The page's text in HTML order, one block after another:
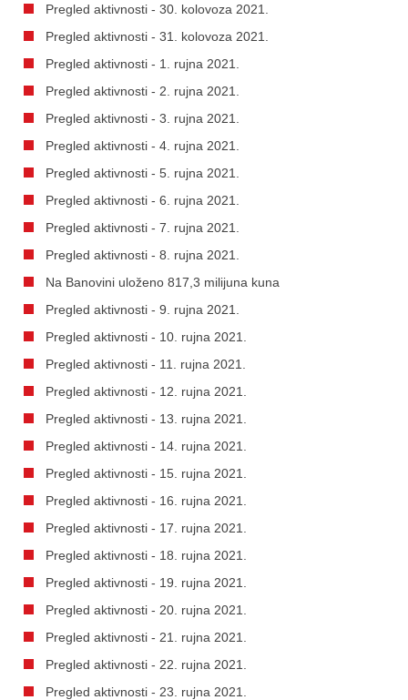
Pregled aktivnosti - 30. kolovoza 2021.
Pregled aktivnosti - 31. kolovoza 2021.
Pregled aktivnosti - 1. rujna 2021.
Pregled aktivnosti - 2. rujna 2021.
Pregled aktivnosti - 3. rujna 2021.
Pregled aktivnosti - 4. rujna 2021.
Pregled aktivnosti - 5. rujna 2021.
Pregled aktivnosti - 6. rujna 2021.
Pregled aktivnosti - 7. rujna 2021.
Pregled aktivnosti - 8. rujna 2021.
Na Banovini uloženo 817,3 milijuna kuna
Pregled aktivnosti - 9. rujna 2021.
Pregled aktivnosti - 10. rujna 2021.
Pregled aktivnosti - 11. rujna 2021.
Pregled aktivnosti - 12. rujna 2021.
Pregled aktivnosti - 13. rujna 2021.
Pregled aktivnosti - 14. rujna 2021.
Pregled aktivnosti - 15. rujna 2021.
Pregled aktivnosti - 16. rujna 2021.
Pregled aktivnosti - 17. rujna 2021.
Pregled aktivnosti - 18. rujna 2021.
Pregled aktivnosti - 19. rujna 2021.
Pregled aktivnosti - 20. rujna 2021.
Pregled aktivnosti - 21. rujna 2021.
Pregled aktivnosti - 22. rujna 2021.
Pregled aktivnosti - 23. rujna 2021.